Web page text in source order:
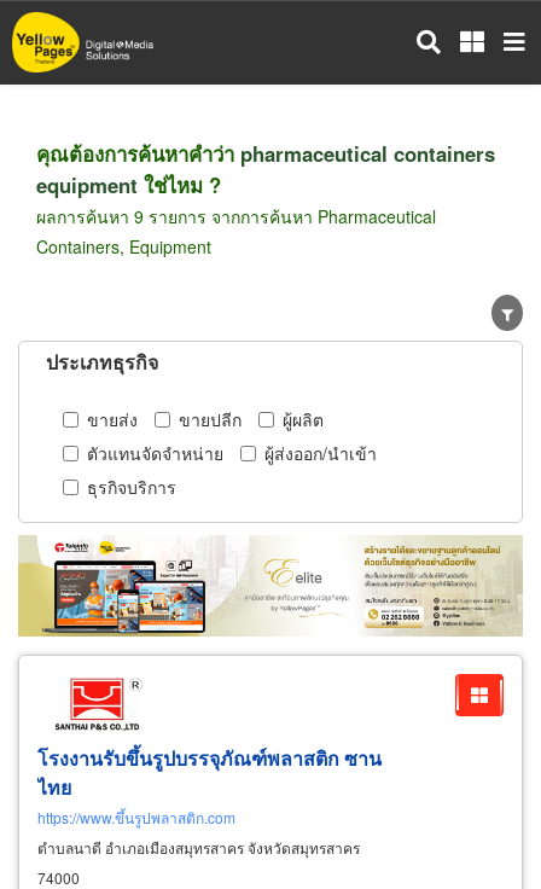
ข้าม
ไป
คุณต้องการค้นหาคำว่า pharmaceutical containers
equipment ใช่ไหม ?
ผลการค้นหา 9 รายการ จากการค้นหา Pharmaceutical
Containers, Equipment
ประเภทธุรกิจ
ขายส่ง ขายปลีก
ผู้ผลิต
ตัวแทนจัดจำหน่าย
ผู้ส่งออก/นำเข้า
ธุรกิจบริการ
โรงงานรับขึ้นรูปบรรจุภัณฑ์พลาสติก ซาน
ไทย
https://www.ขึ้นรูปพลาสติก.com
ตำบลนาดี อำเภอเมืองสมุทรสาคร จังหวัดสมุทรสาคร
74000